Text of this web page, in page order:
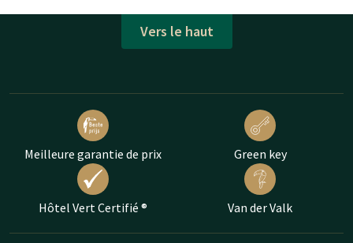
Vers le haut
Meilleure garantie de prix Green key
Hôtel Vert Certifié ® Van der Valk